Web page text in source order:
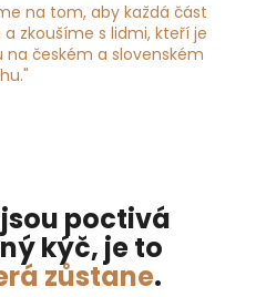
na tom, aby každá část
zkoušíme s lidmi, kteří je
na českém a slovenském
poctivá
kýč, je to
zůstane.